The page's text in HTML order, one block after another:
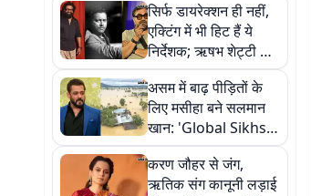
सिर्फ डायरेक्शन ही नहीं,
एक्टिंग में भी हिट हैं ये
निर्देशक; ऋषभ शेट्टी से
लेकर गुरु दत्त तक का
जलवा
असम में बाढ़ पीड़ितों के
लिए मसीहा बने सलमान
खान: 'Global Sikhs'
संग शुरू की 'आशियाना'
पहल, बेघरों को मिलेंगे
शेल्टर
करण जौहर से जंग,
ऋतिक संग कानूनी लड़ाई